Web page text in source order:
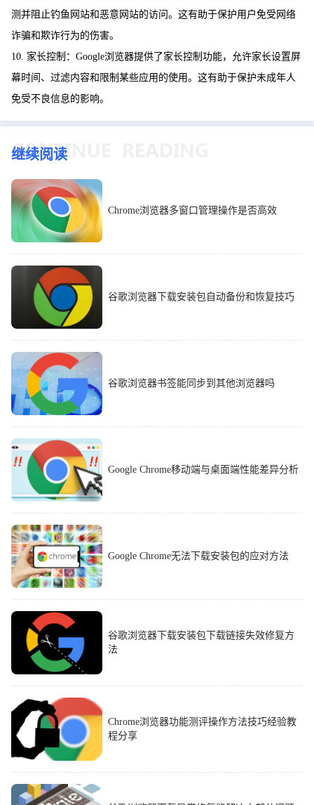
测并阻止钓鱼网站和恶意网站的访问。这有助于保护用户免受网络
诈骗和欺诈行为的伤害。
10. 家长控制：Google浏览器提供了家长控制功能，允许家长设置屏
幕时间、过滤内容和限制某些应用的使用。这有助于保护未成年人
免受不良信息的影响。
继续阅读
Chrome浏览器多窗口管理操作是否高效
谷歌浏览器下载安装包自动备份和恢复技巧
谷歌浏览器书签能同步到其他浏览器吗
Google Chrome移动端与桌面端性能差异分析
Google Chrome无法下载安装包的应对方法
谷歌浏览器下载安装包下载链接失效修复方
法
Chrome浏览器功能测评操作方法技巧经验教
程分享